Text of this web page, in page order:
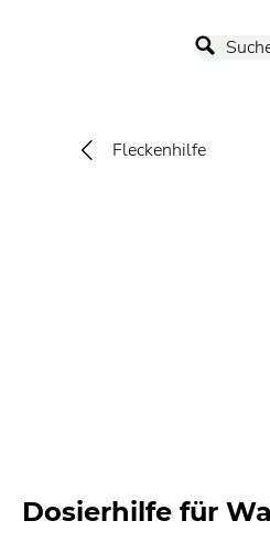
Fleckenhilfe
Dosierhilfe für